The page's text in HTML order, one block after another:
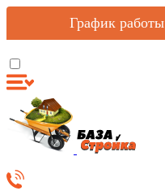
График